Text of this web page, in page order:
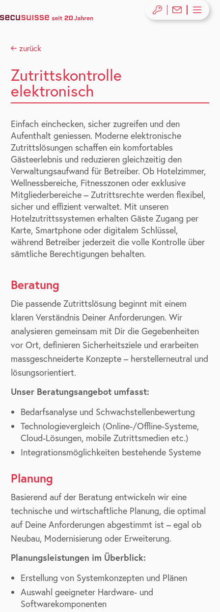
zurück
Zutrittskontrolle
elektronisch
Einfach einchecken, sicher zugreifen und den
Aufenthalt geniessen. Moderne elektronische
Zutrittslösungen schaffen ein komfortables
Gästeerlebnis und reduzieren gleichzeitig den
Verwaltungsaufwand für Betreiber. Ob Hotelzimmer,
Wellnessbereiche, Fitnesszonen oder exklusive
Mitgliederbereiche – Zutrittsrechte werden flexibel,
sicher und effizient verwaltet. Mit unseren
Hotelzutrittssystemen erhalten Gäste Zugang per
Karte, Smartphone oder digitalem Schlüssel,
während Betreiber jederzeit die volle Kontrolle über
sämtliche Berechtigungen behalten.
Beratung
Die passende Zutrittslösung beginnt mit einem
klaren Verständnis Deiner Anforderungen. Wir
analysieren gemeinsam mit Dir die Gegebenheiten
vor Ort, definieren Sicherheitsziele und erarbeiten
massgeschneiderte Konzepte – herstellerneutral und
lösungsorientiert.
Unser Beratungsangebot umfasst:
Bedarfsanalyse und Schwachstellenbewertung
Technologievergleich (Online-/Offline-Systeme,
Cloud-Lösungen, mobile Zutrittsmedien etc.)
Integrationsmöglichkeiten bestehende Systeme
Planung
Basierend auf der Beratung entwickeln wir eine
technische und wirtschaftliche Planung, die optimal
auf Deine Anforderungen abgestimmt ist – egal ob
Neubau, Modernisierung oder Erweiterung.
Planungsleistungen im Überblick:
Erstellung von Systemkonzepten und Plänen
Auswahl geeigneter Hardware- und
Softwarekomponenten